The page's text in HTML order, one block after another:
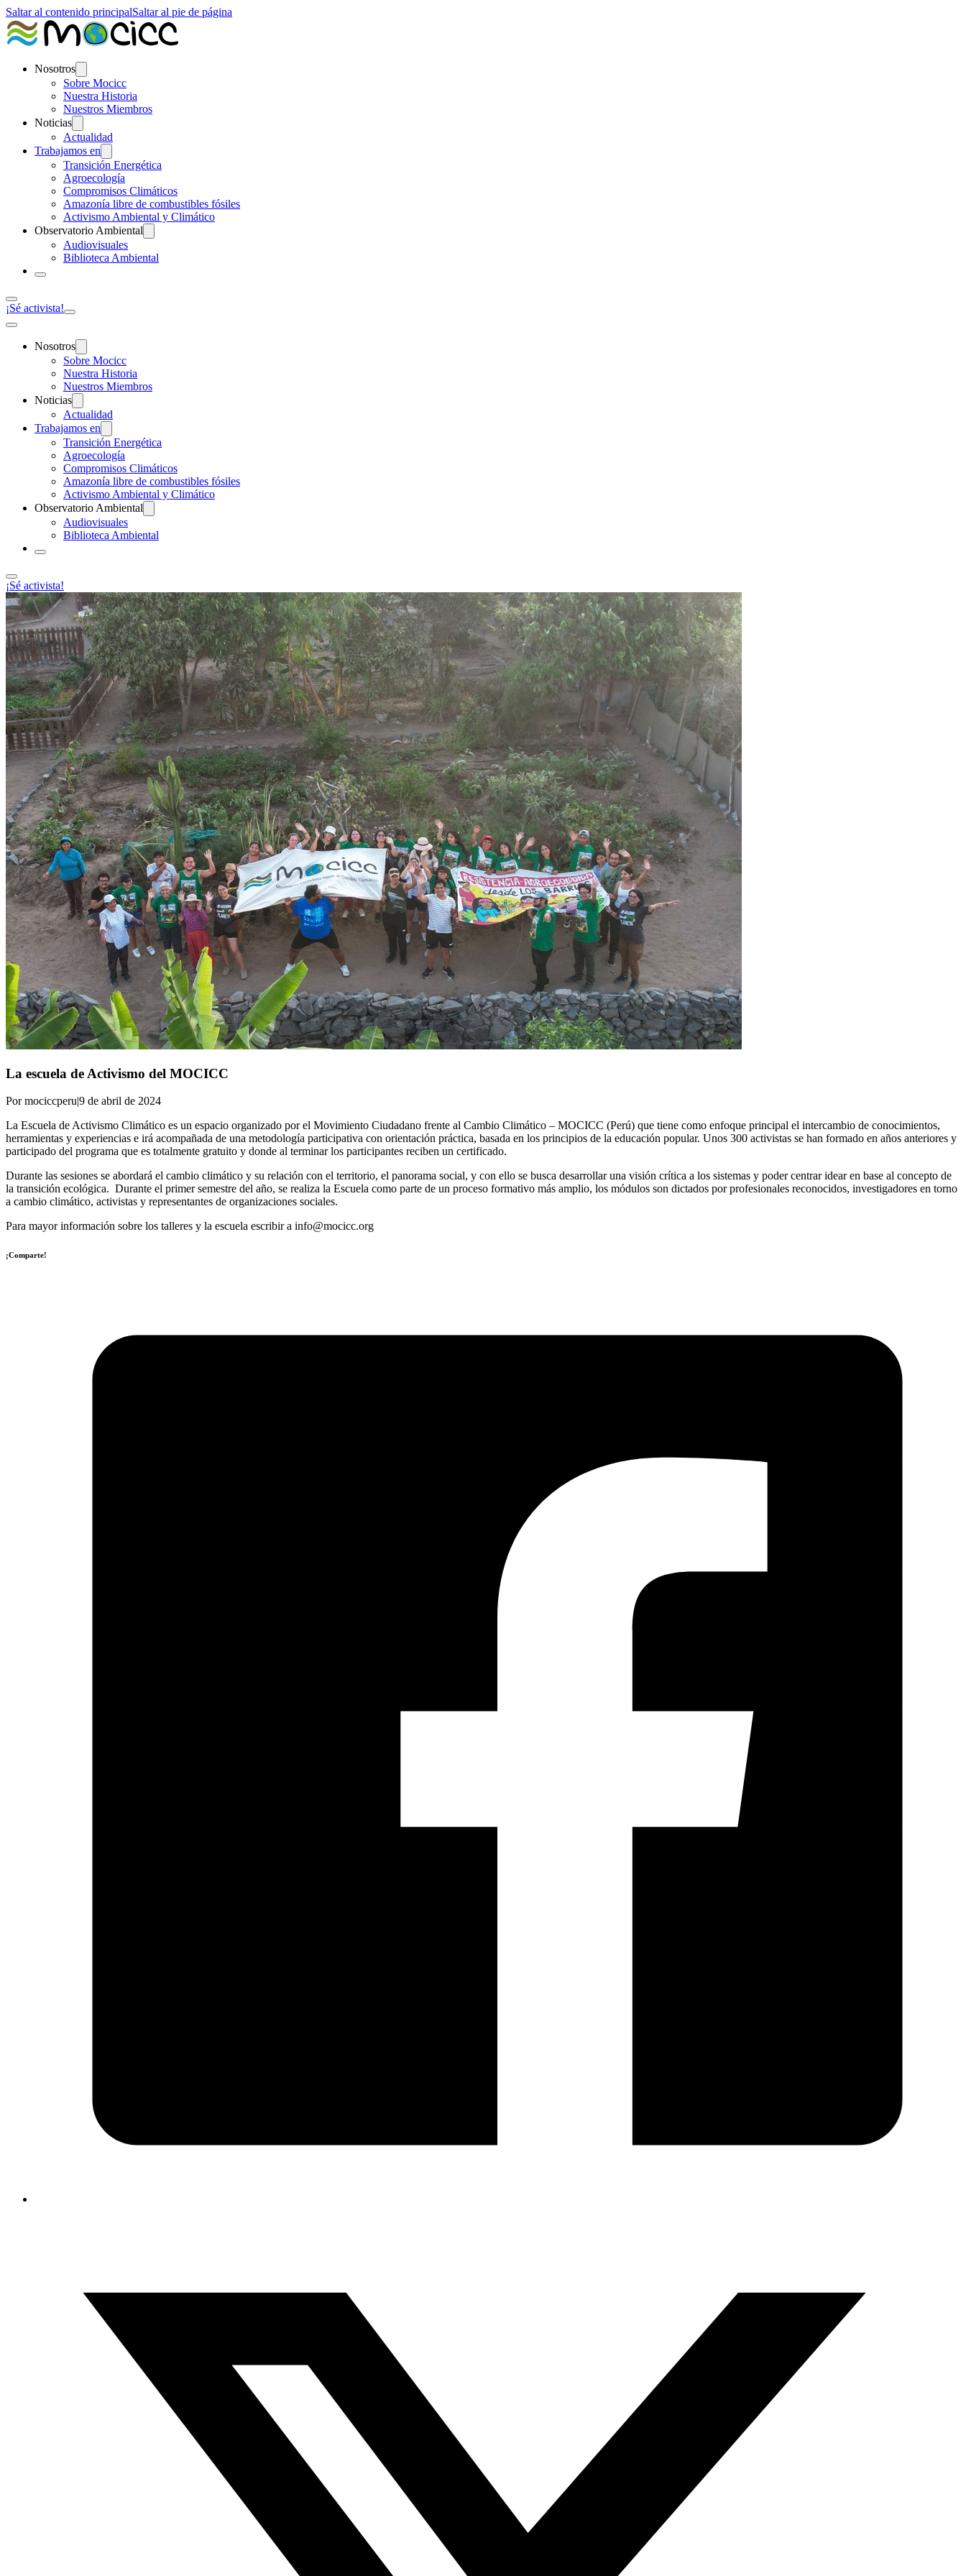
Saltar al contenido principalSaltar al pie de página
Nosotros
Sobre Mocicc
Nuestra Historia
Nuestros Miembros
Noticias
Actualidad
Trabajamos en
Transición Energética
Agroecología
Compromisos Climáticos
Amazonía libre de combustibles fósiles
Activismo Ambiental y Climático
Observatorio Ambiental
Audiovisuales
Biblioteca Ambiental
¡Sé activista!
Nosotros
Sobre Mocicc
Nuestra Historia
Nuestros Miembros
Noticias
Actualidad
Trabajamos en
Transición Energética
Agroecología
Compromisos Climáticos
Amazonía libre de combustibles fósiles
Activismo Ambiental y Climático
Observatorio Ambiental
Audiovisuales
Biblioteca Ambiental
¡Sé activista!
La escuela de Activismo del MOCICC
Por mociccperu|9 de abril de 2024
La Escuela de Activismo Climático es un espacio organizado por el Movimiento Ciudadano frente al Cambio Climático – MOCICC (Perú) que tiene como enfoque principal el intercambio de conocimientos,
herramientas y experiencias e irá acompañada de una metodología participativa con orientación práctica, basada en los principios de la educación popular. Unos 300 activistas se han formado en años anteriores y
participado del programa que es totalmente gratuito y donde al terminar los participantes reciben un certificado.
Durante las sesiones se abordará el cambio climático y su relación con el territorio, el panorama social, y con ello se busca desarrollar una visión crítica a los sistemas y poder centrar idear en base al concepto de
la transición ecológica. Durante el primer semestre del año, se realiza la Escuela como parte de un proceso formativo más amplio, los módulos son dictados por profesionales reconocidos, investigadores en torno
a cambio climático, activistas y representantes de organizaciones sociales.
Para mayor información sobre los talleres y la escuela escribir a info@mocicc.org
¡Comparte!